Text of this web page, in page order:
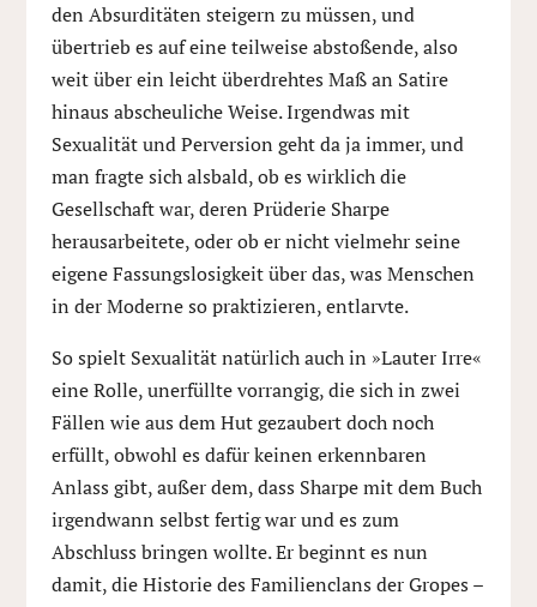
den Absurditäten steigern zu müssen, und
übertrieb es auf eine teilweise abstoßende, also
weit über ein leicht überdrehtes Maß an Satire
hinaus abscheuliche Weise. Irgendwas mit
Sexualität und Perversion geht da ja immer, und
man fragte sich alsbald, ob es wirklich die
Gesellschaft war, deren Prüderie Sharpe
herausarbeitete, oder ob er nicht vielmehr seine
eigene Fassungslosigkeit über das, was Menschen
in der Moderne so praktizieren, entlarvte.
So spielt Sexualität natürlich auch in »Lauter Irre«
eine Rolle, unerfüllte vorrangig, die sich in zwei
Fällen wie aus dem Hut gezaubert doch noch
erfüllt, obwohl es dafür keinen erkennbaren
Anlass gibt, außer dem, dass Sharpe mit dem Buch
irgendwann selbst fertig war und es zum
Abschluss bringen wollte. Er beginnt es nun
damit, die Historie des Familienclans der Gropes –